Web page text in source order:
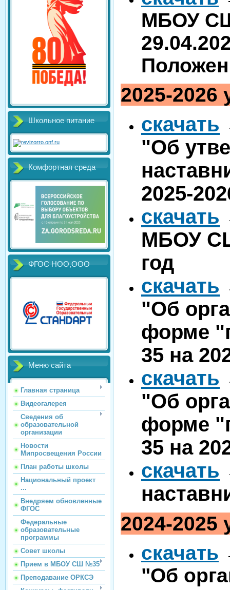
Школьное питание
Комфортная среда
ФГОС НОО,ООО
Меню сайта
Главная страница
Видеогалерея
Сведения об
образовательной
организации
Новости
Мипросвещения России
План работы школы
Национальный проект
...
Внедряем обновленные
ФГОС
Федеральные
образовательные
программы
Совет школы
Прием в МБОУ СШ №35
Преподавание ОРКСЭ
МБОУ
2025-2026
скачать
"Об
2025-
скачать
МБОУ
год
скачать
"Об
форме
35 на
скачать
"Об
форме
35 на
скачать
2024-2025
скачать
"Об